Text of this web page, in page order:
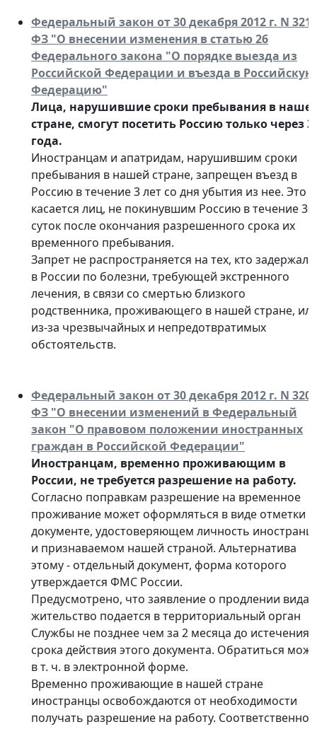
Федеральный закон от 30 декабря 2012 г. N 321-
ФЗ "О внесении изменения в статью 26
Федерального закона "О порядке выезда из
Российской Федерации и въезда в Российскую
Федерацию"
Лица, нарушившие сроки пребывания в
стране, смогут посетить Россию только через 3
года.
Иностранцам и апатридам, нарушившим сроки
пребывания в нашей стране, запрещен въезд в
Россию в течение 3 лет со дня убытия из нее. Это
касается лиц, не покинувшим Россию в течение 30
суток после окончания разрешенного срока их
временного пребывания.
Запрет не распространяется на тех, кто
в России по болезни, требующей экстренного
лечения, в связи со смертью близкого
родственника, проживающего в нашей стране,
из-за чрезвычайных и непредотвратимых
обстоятельств.
Федеральный закон от 30 декабря 2012 г. N 320-
ФЗ "О внесении изменений в Федеральный
закон "О правовом положении иностранных
граждан в Российской Федерации"
Иностранцам, временно проживающим в
России, не требуется разрешение на работу.
Согласно поправкам разрешение на временное
проживание может оформляться в виде отметки в
документе, удостоверяющем личность
и признаваемом нашей страной. Альтернатива
этому - отдельный документ, форма которого
утверждается ФМС России.
Предусмотрено, что заявление о продлении вида
жительство подается в территориальный орган
Службы не позднее чем за 2 месяца до истечения
срока действия этого документа. Обратиться
в т. ч. в электронной форме.
Временно проживающие в нашей стране
иностранцы освобождаются от необходимости
получать разрешение на работу. Соответственно,